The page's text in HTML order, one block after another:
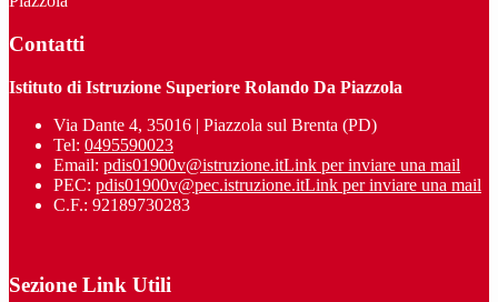
Contatti
Istituto di Istruzione Superiore Rolando Da Piazzola
Via Dante 4, 35016 | Piazzola sul Brenta (PD)
Tel: 0495590023
Email: pdis01900v@istruzione.itLink per inviare una mail
PEC: pdis01900v@pec.istruzione.itLink per inviare una mail
C.F.: 92189730283
Sezione Link Utili